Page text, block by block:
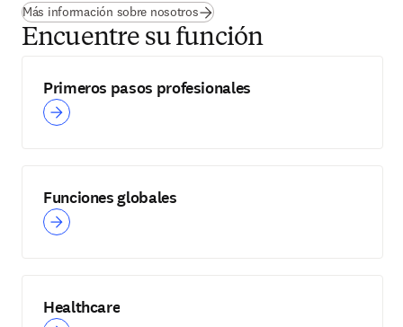
Más información sobre nosotros
Encuentre su función
Primeros pasos profesionales
Funciones globales
Healthcare